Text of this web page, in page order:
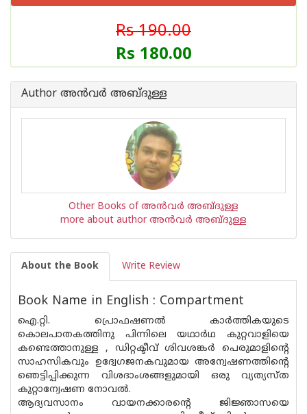
Rs 190.00
Rs 180.00
Author അന്‍വര്‍ അബ്ദുള്ള
Other Books of അന്‍വര്‍ അബ്ദുള്ള
more about author അന്‍വര്‍ അബ്ദുള്ള
About the Book Write Review
Book Name in English : Compartment
ഐ.റ്റി. പ്രൊഫഷണല്‍ കാര്‍ത്തികയുടെ
കൊലപാതകത്തിനു പിന്നിലെ യഥാര്‍ഥ കുറ്റവാളിയെ
കണ്ടെത്താനുള്ള , ഡിറ്റക്ടീവ് ശിവശങ്കര്‍ പെരുമാളിന്റെ
സാഹസികവും ഉദ്വേഗജനകവുമായ അന്വേഷണത്തിന്റെ
ഞെട്ടിപ്പിക്കുന്ന വിശദാംശങ്ങളുമായി ഒരു വ്യത്യസ്ത
കുറ്റാന്വേഷണ നോവല്‍.
ആദ്യവസാനം വായനക്കാരന്റെ ജിജ്ഞാസയെ